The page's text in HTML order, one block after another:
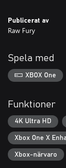
Publicerat av
Raw Fury
Spela med
XBOX One
Funktioner
4K Ultra HD
Xbox One X
Xbox-närvaro